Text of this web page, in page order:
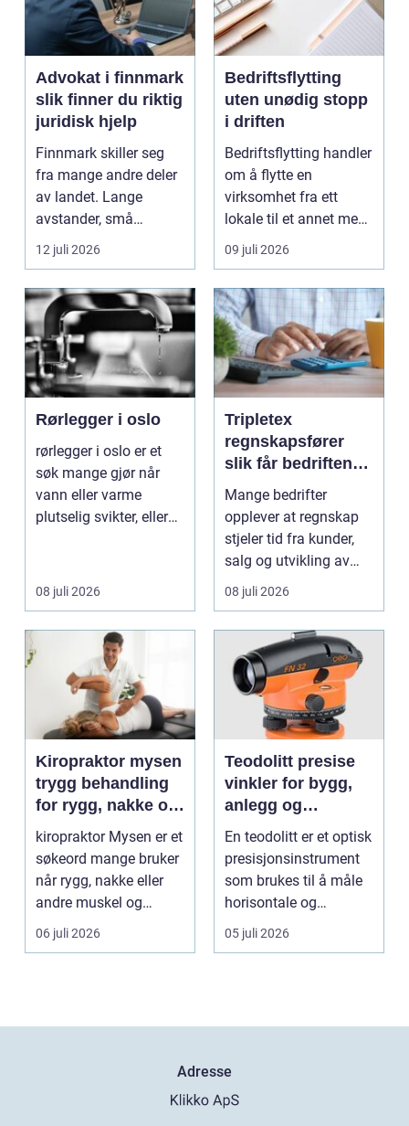
Advokat i finnmark
slik finner du riktig
juridisk hjelp
Finnmark skiller seg
fra mange andre deler
av landet. Lange
avstander, små
lokalsamfunn, sterk
tilkn...
12 juli 2026
Bedriftsflytting
uten unødig stopp
i driften
Bedriftsflytting handler
om å flytte en
virksomhet fra ett
lokale til et annet med
minst mulig...
09 juli 2026
Rørlegger i oslo
rørlegger i oslo er et
søk mange gjør når
vann eller varme
plutselig svikter, eller
08 juli 2026
Tripletex
regnskapsfører
slik får bedriften
mer ut av
regnskapet
Mange bedrifter
opplever at regnskap
stjeler tid fra kunder,
salg og utvikling av
virksomheten. Samt...
08 juli 2026
Kiropraktor mysen
trygg behandling
for rygg, nakke og
ledd
kiropraktor Mysen er et
søkeord mange bruker
når rygg, nakke eller
andre muskel og
leddplager begynn...
06 juli 2026
Teodolitt presise
vinkler for bygg,
anlegg og
kartlegging
En teodolitt er et optisk
presisjonsinstrument
som brukes til å måle
horisontale og
vertikale vinkle...
05 juli 2026
Adresse